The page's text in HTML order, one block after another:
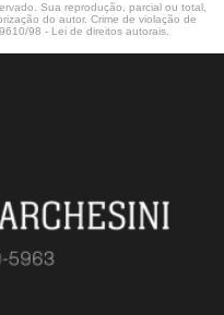
Sua reprodução, parcial ou total,
do autor. Crime de violação de
98 - Lei de direitos autorais